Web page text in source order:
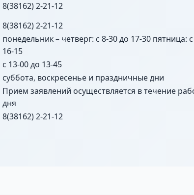
8(38162) 2-21-12
8(38162) 2-21-12
понедельник – четверг: с 8-30 до 17-30 пятница:
16-15
с 13-00 до 13-45
суббота, воскресенье и праздничные дни
Прием заявлений осуществляется в течение
дня
8(38162) 2-21-12